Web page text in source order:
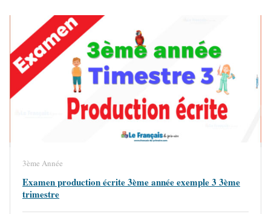
3ème Année
Examen production écrite 3ème année exemple 3 3ème
trimestre